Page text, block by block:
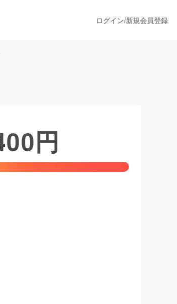
ファッション
ログイン/新規会員登録
円